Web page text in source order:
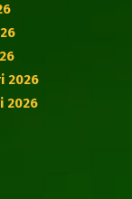
2026
2026